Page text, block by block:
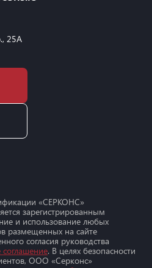
25А
«СЕРКОНС»
зарегистрированным
и использование любых
размещенных на сайте
согласия руководства
соглашение. В целях безопасности
ООО «Серконс»